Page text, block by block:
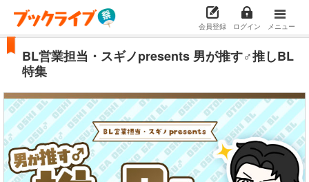
会員登録 ログイン メニュー
BL営業担当・スギノpresents 男が推す♂推しBL
特集